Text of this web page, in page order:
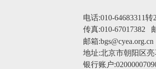
电话:010-64683311转
传真:010-67017382
邮箱:bgs@cyea.org.cn
地址:北京市朝阳区亮
银行账户